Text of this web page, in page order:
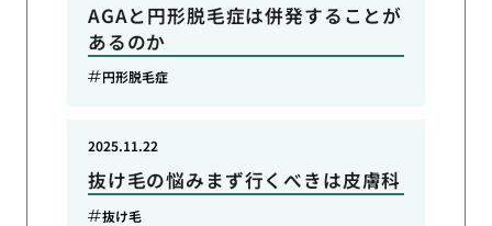
AGAと円形脱毛症は併発することが
あるのか
円形脱毛症
抜け毛の悩みまず行くべきは皮膚科
2025.11.22
抜け毛